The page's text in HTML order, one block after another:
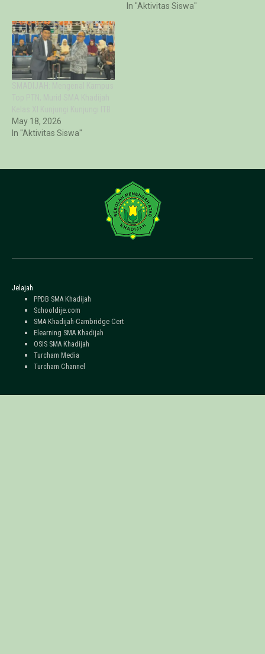
In "Aktivitas Siswa"
May 18, 2026
In "Aktivitas Siswa"
Jelajah
PPDB SMA Khadijah
Schooldije.com
SMA Khadijah-Cambridge Cert
Elearning SMA Khadijah
OSIS SMA Khadijah
Turcham Media
Turcham Channel